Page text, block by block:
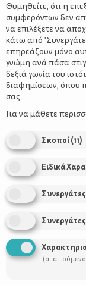
Λοχεία -
μετά τον
Θυμηθείτε, ότι η
συμφερόντων δεν
να επιλέξετε να
κάτω από
επηρεάζουν μόνο
γνώμη ανά πάσα
δεξιά γωνία του
διαφημίσεων, όπου
σας.
Για να μάθετε
Σκοποί(11)
Ειδικά
Συνεργάτες